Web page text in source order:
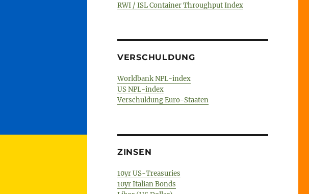
RWI / ISL Container Throughput Index
VERSCHULDUNG
Worldbank NPL-index
US NPL-index
Verschuldung Euro-Staaten
ZINSEN
10yr US-Treasuries
10yr Italian Bonds